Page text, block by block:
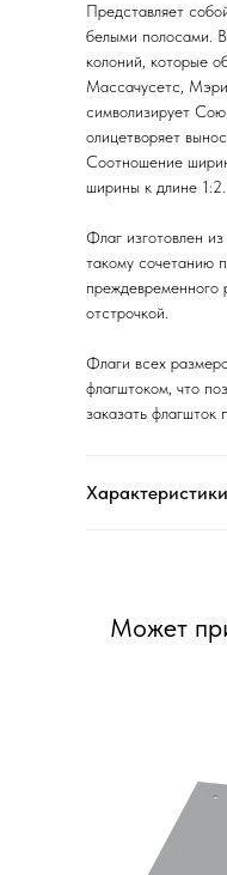
Представляет
белыми полосами.
колоний, которые
Массачусетс,
символизирует
олицетворяет
Соотношение
ширины к длине 1:2.
Флаг изготовлен
такому сочетанию
преждевременного
отстрочкой.
Флаги всех
флагштоком, что
заказать
Характеристики
Может